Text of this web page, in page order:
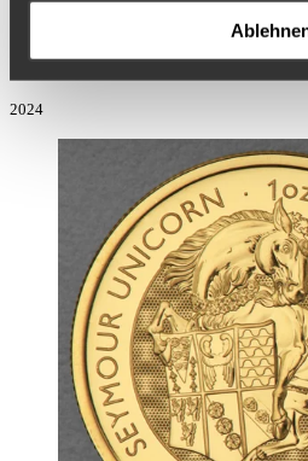
Goldmünze 1oz Royal Tudor
Clarence
2024